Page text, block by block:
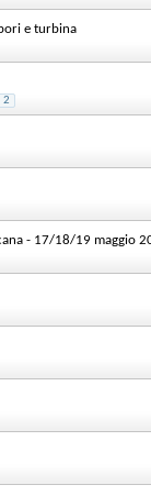
e turbina
2
- 17/18/19 maggio